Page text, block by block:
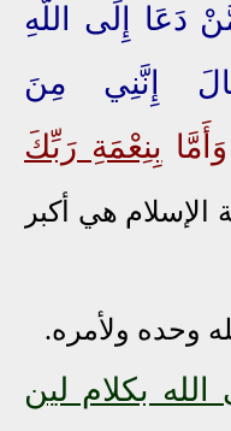
دَعَا إِلَى اللَّهِ
إِنَّنِي مِنَ
وَأَمَّا بِنِعْمَةِ رَبِّكَ
الإسلام هي أكبر
وحده ولأمره.
بكلام لين